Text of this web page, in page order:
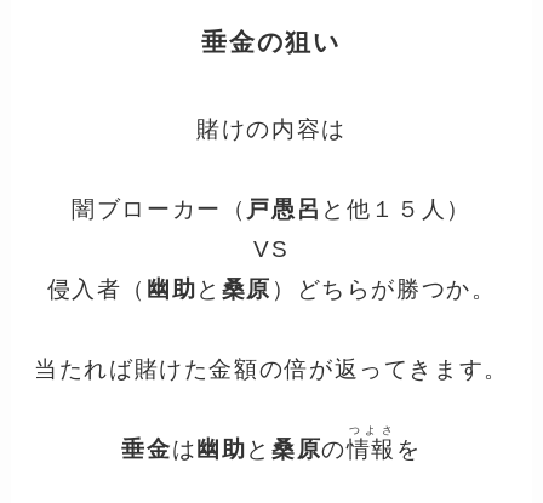
垂金の狙い
賭けの内容は
闇ブローカー（ 戸愚呂 と他１５人）
VS
侵入者（ 幽助と 桑原 ）どちらが勝つか。
当たれば賭けた金額の倍が返ってきます。
垂金は 幽助と 桑原の情報
つよさ
を